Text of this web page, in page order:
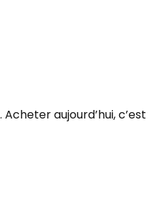
aujourd’hui, c’est